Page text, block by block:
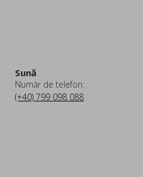
Sună
Număr de telefon:
(+40) 799 098 088